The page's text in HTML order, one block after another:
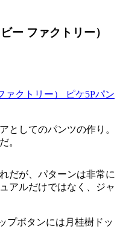
ー ファクトリー）
ァクトリー） ピケ5Pパン
としてのパンツの作り。
。
だが、パターンは非常に
アルだけではなく、ジャ
プボタンには月桂樹ドッ